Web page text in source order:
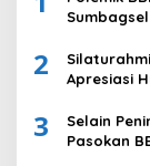
Komering
2
Apresiasi
3
Selain
Pasokan